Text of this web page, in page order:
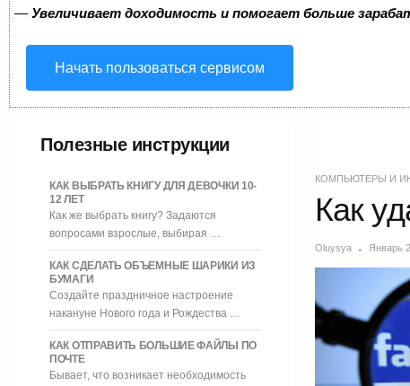
— Увеличивает доходимость и помогает больше
Начать пользоваться сервисом
Полезные инструкции
КАК ВЫБРАТЬ КНИГУ ДЛЯ ДЕВОЧКИ 10-
12 ЛЕТ
Как же выбрать книгу? Задаются
вопросами взрослые, выбирая …
КАК СДЕЛАТЬ ОБЪЕМНЫЕ ШАРИКИ ИЗ
БУМАГИ
Создайте праздничное настроение
накануне Нового года и Рождества …
КАК ОТПРАВИТЬ БОЛЬШИЕ ФАЙЛЫ ПО
ПОЧТЕ
Бывает, что возникает необходимость
КОМПЬЮТЕРЫ И
Как
Oluysya Январь